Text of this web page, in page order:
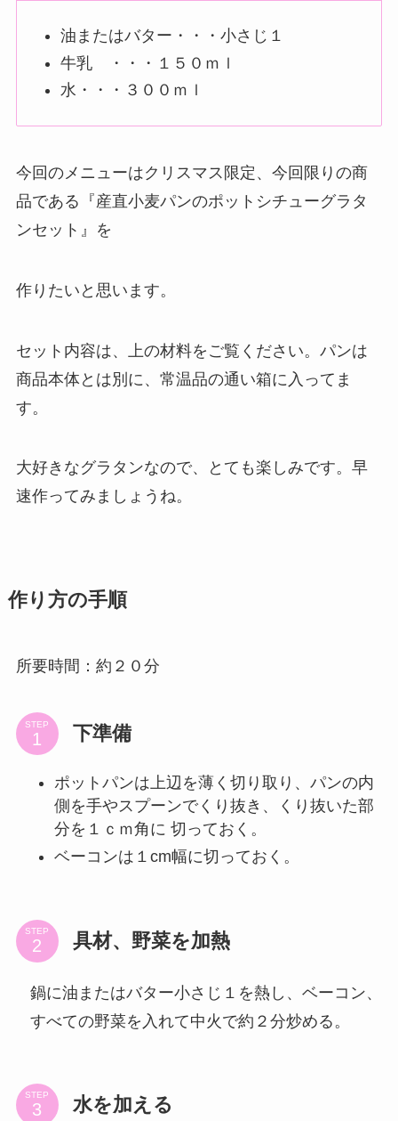
油またはバター・・・小さじ１
牛乳 ・・・１５０ｍｌ
水・・・３００ｍｌ
今回のメニューはクリスマス限定、今回限りの商
品である『産直小麦パンのポットシチューグラタ
ンセット』を
作りたいと思います。
セット内容は、上の材料をご覧ください。パンは
商品本体とは別に、常温品の通い箱に入ってま
す。
大好きなグラタンなので、とても楽しみです。早
速作ってみましょうね。
作り方の手順
所要時間：約２０分
STEP 下準備
ポットパンは上辺を薄く切り取り、パンの内
側を手やスプーンでくり抜き、くり抜いた部
分を１ｃｍ角に 切っておく。
ベーコンは１cm幅に切っておく。
STEP 具材、野菜を加熱
鍋に油またはバター小さじ１を熱し、ベーコン、
すべての野菜を入れて中火で約２分炒める。
STEP 水を加える